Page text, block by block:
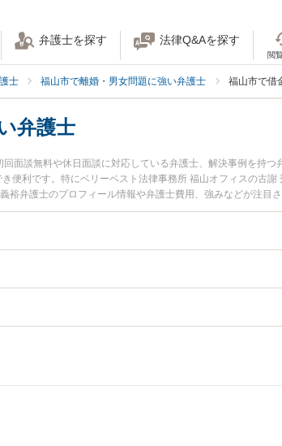
弁護士を探す 法律Q&Aを探す
閲
士 福山市で離婚・男女問題に強い弁護士 福山市で借
弁護士
面談無料や休日面談に対応している弁護士、解決事例を持つ
利です。特にベリーベスト法律事務所 福山オフィスの古謝
弁護士のプロフィール情報や弁護士費用、強みなどが注目
い』『借金・浪費癖による離婚問題のトラブル解決の実績豊
相談予約したい』などでお困りの相談者さんにおすすめです。